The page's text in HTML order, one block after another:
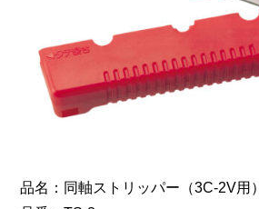
品名：同軸ストリッパー（3C-2V用）